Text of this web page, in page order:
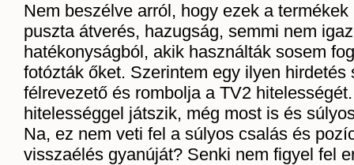
Nem beszélve arról, hogy ezek a
puszta átverés, hazugság, semmi nem
hatékonyságból, akik használták sosem
fotózták őket. Szerintem egy ilyen hirdetés
félrevezető és rombolja a TV2
hitelességgel játszik, még most is és
Na, ez nem veti fel a súlyos csalás és
visszaélés gyanúját? Senki nem figyel fel